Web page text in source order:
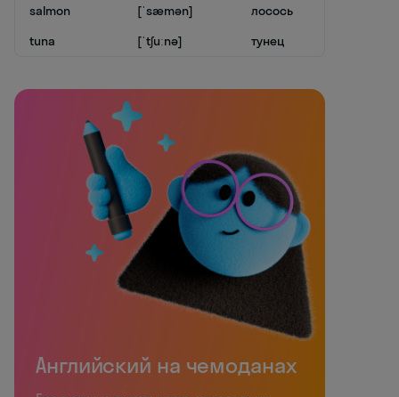
salmon [ˈsæmən]
лосось
tuna
[ˈtʃuːnə] тунец
Английский на чемоданах